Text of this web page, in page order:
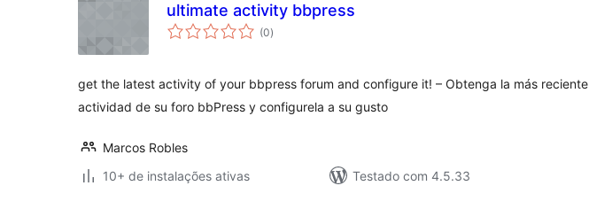
ultimate activity bbpress
(0total
de
)
get the latest activity of your bbpress forum and configure it! – Obtenga la más reciente
actividad de su foro bbPress y configurela a su gusto
Marcos Robles
10+ de instalações ativas
Testado com 4.5.33